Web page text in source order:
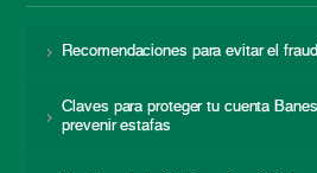
Recomendaciones para evitar el
Claves para proteger tu cuenta
prevenir estafas